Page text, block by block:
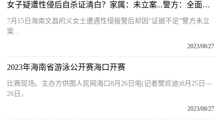
女子疑遭性侵后自杀证清白？家属：未立案...警方：全面复查
7月15日海南文昌的义女士遭遇性侵报警后却因“证据不足”警方未立
案...
2023/08/27
2023年海南省游泳公开赛海口开赛
比赛现场。主办方供图人民网海口8月26日电(记者樊欢迪)8月25日—
26日，
2023/08/27